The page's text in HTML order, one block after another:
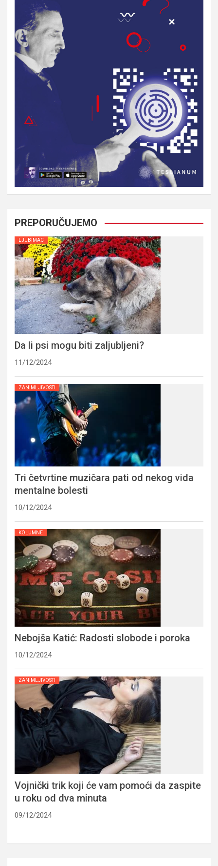
PREPORUČUJEMO
LJUBIMAC
Da li psi mogu biti zaljubljeni?
11/12/2024
ZANIMLJIVOSTI
Tri četvrtine muzičara pati od nekog vida
mentalne bolesti
10/12/2024
KOLUMNE
Nebojša Katić: Radosti slobode i poroka
10/12/2024
ZANIMLJIVOSTI
Vojnički trik koji će vam pomoći da zaspite
u roku od dva minuta
09/12/2024